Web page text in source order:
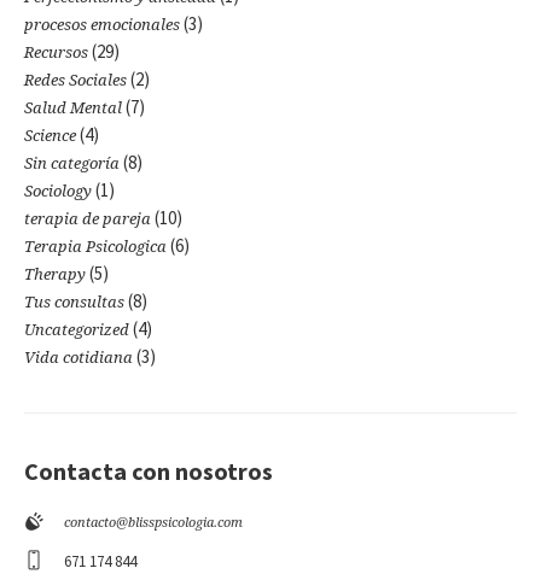
procesos emocionales (3)
Recursos (29)
Redes Sociales (2)
Salud Mental (7)
Science (4)
Sin categoría (8)
Sociology (1)
terapia de pareja (10)
Terapia Psicologica (6)
Therapy (5)
Tus consultas (8)
Uncategorized (4)
Vida cotidiana (3)
Contacta con nosotros
contacto@blisspsicologia.com
671 174 844